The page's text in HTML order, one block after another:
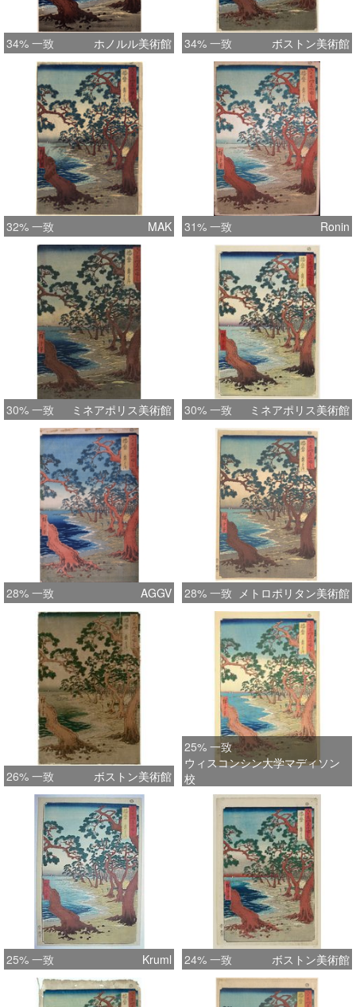
34% 一致 ホノルル美術館 34% 一致 ボストン美術館
32% 一致 MAK 31% 一致 Ronin
30% 一致 ミネアポリス美術館 30% 一致 ミネアポリス美術館
28% 一致 AGGV 28% 一致 メトロポリタン美術館
26% 一致 ボストン美術館
25% 一致
ウィスコンシン大学マディソン
校
25% 一致 Kruml 24% 一致 ボストン美術館